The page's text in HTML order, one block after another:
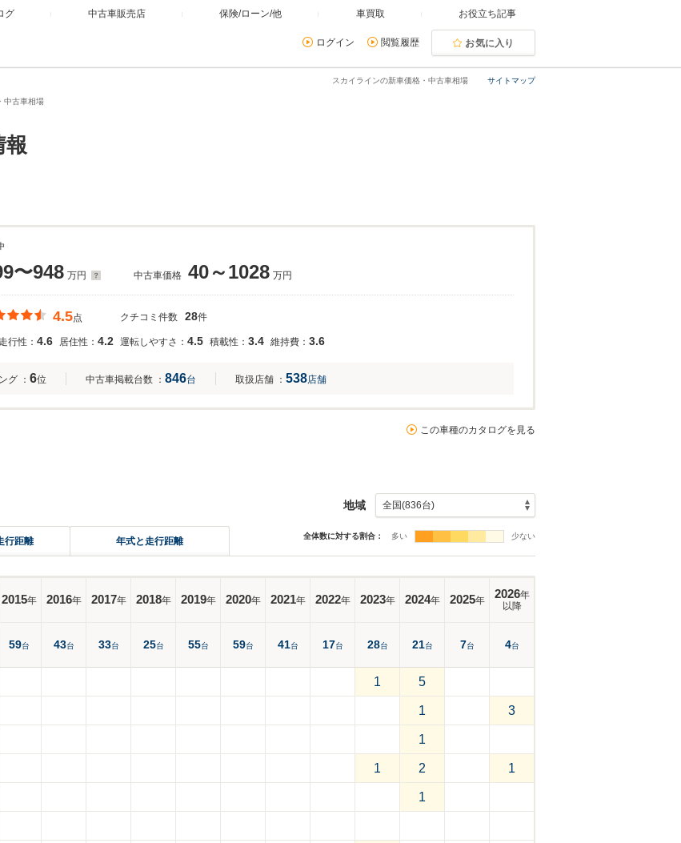
グ 中古車販売店 保険/ローン/他 車買取 お役立ち記事
ログイン 閲覧履歴 お気に入り
サイトマップ
スカイラインの新車価格・中古車相場
中古車相場
報
〜948 万円 中古車価格 40～1028 万円
4.5点 クチコミ件数 28件
走行性： 4.6 居住性： 4.2 運転しやすさ： 4.5 積載性： 3.4 維持費： 3.6
グ ： 6位 中古車掲載台数 ： 846台 取扱店舗 ： 538店舗
この車種のカタログを見る
行距離 年式と走行距離
地域
全体数に対する割合： 多い 少ない
2015年 2016年 2017年 2018年 2019年 2020年 2021年 2022年 2023年 2024年 2025年 2026年
以降
59台 43台 33台 25台 55台 59台 41台 17台 28台 21台 7台 4台
1 5
1 3
1
1 2 1
1